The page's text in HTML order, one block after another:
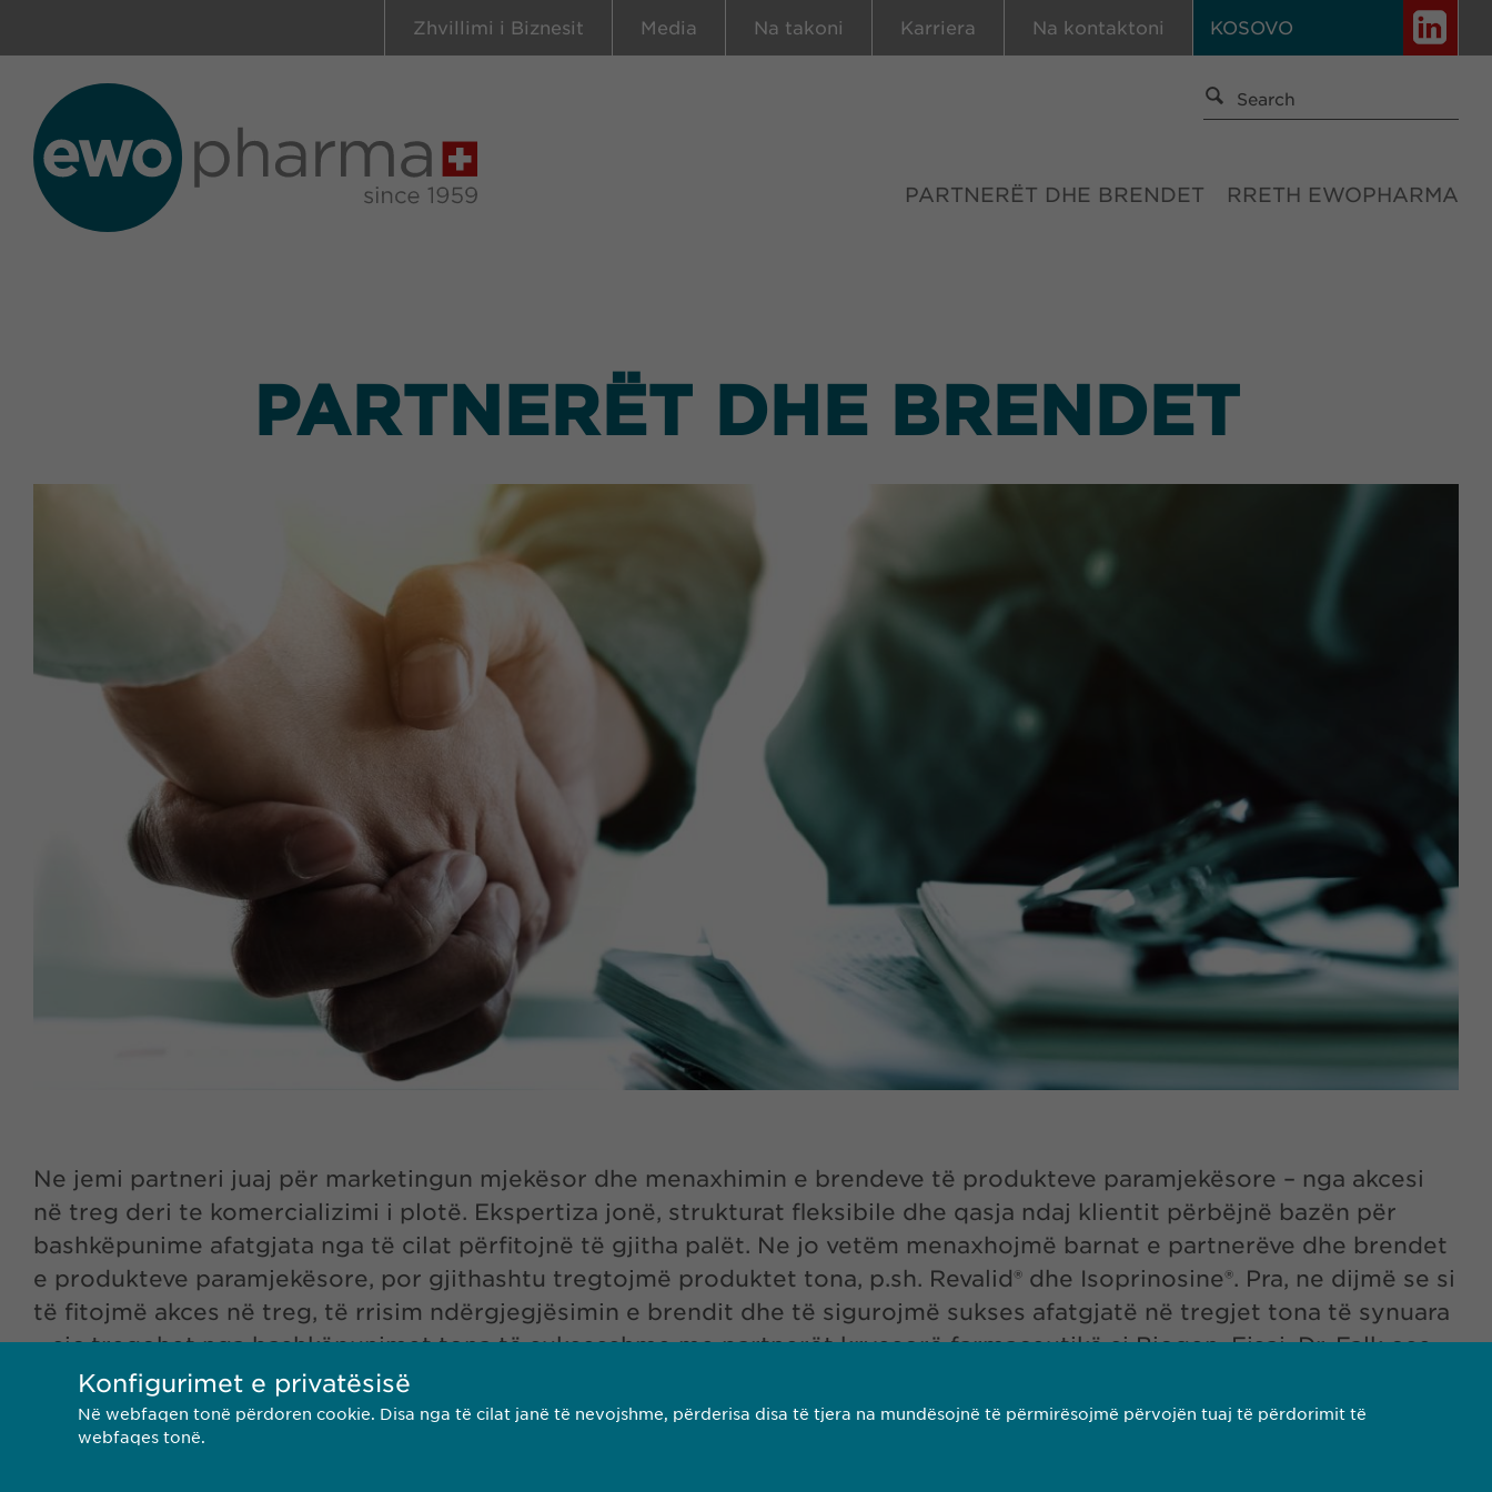
KOSOVO
Zhvillimi i Biznesit Media Na takoni Karriera Na kontaktoni
PARTNERËT DHE BRENDET RRETH EWOPHARMA
PARTNERËT DHE BRENDET
Ne jemi partneri juaj për marketingun mjekësor dhe menaxhimin e brendeve të produkteve paramjekësore – nga akcesi
në treg deri te komercializimi i plotë. Ekspertiza jonë, strukturat fleksibile dhe qasja ndaj klientit përbëjnë bazën për
bashkëpunime afatgjata nga të cilat përfitojnë të gjitha palët. Ne jo vetëm menaxhojmë barnat e partnerëve dhe brendet
e produkteve paramjekësore, por gjithashtu tregtojmë produktet tona, p.sh. Revalid® dhe Isoprinosine®. Pra, ne dijmë se si
të fitojmë akces në treg, të rrisim ndërgjegjësimin e brendit dhe të sigurojmë sukses afatgjatë në tregjet tona të synuara
– siç tregohet nga bashkëpunimet tona të suksesshme me partnerët kryesorë farmaceutikë si Biogen, Eisai, Dr. Falk ose
BioGaia.
Konfigurimet e privatësisë
Në webfaqen tonë përdoren cookie. Disa nga të cilat janë të nevojshme, përderisa disa të tjera na mundësojnë të përmirësojmë përvojën tuaj të përdorimit të
webfaqes tonë.